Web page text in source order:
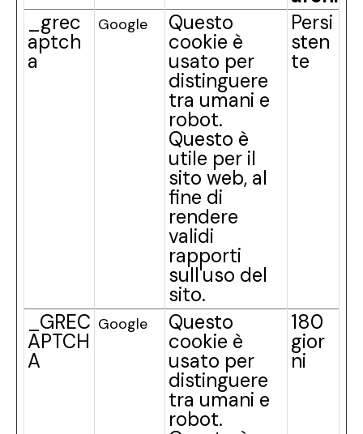
_grec
aptch
a
Google Questo
cookie è
usato per
distinguere
tra umani e
robot.
Questo è
utile per il
sito web, al
fine di
rendere
validi
rapporti
sull'uso del
sito.
Persi
sten
te
_GREC
APTCH
A
Google Questo
cookie è
usato per
distinguere
tra umani e
robot.
180
gior
ni